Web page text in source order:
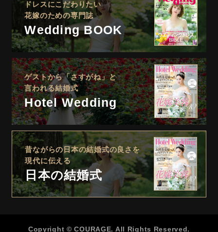
ドレスにこだわりたい
花嫁のための専門誌
Wedding BOOK
ゲストから「さすがね」と
言われる結婚式
Hotel Wedding
昔ながらの日本の結婚式の良さを
現代に伝える
日本の結婚式
Copyright © COURAGE. All Rights Reserved.